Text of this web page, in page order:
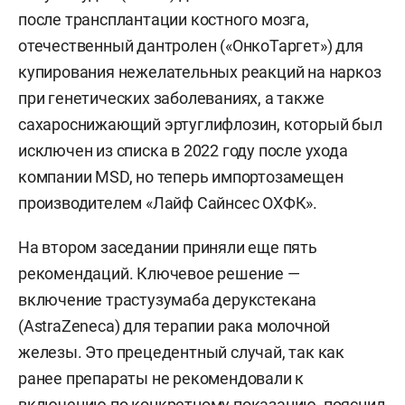
после трансплантации костного мозга,
отечественный дантролен («ОнкоТаргет») для
купирования нежелательных реакций на наркоз
при генетических заболеваниях, а также
сахароснижающий эртуглифлозин, который был
исключен из списка в 2022 году после ухода
компании MSD, но теперь импортозамещен
производителем «Лайф Сайнсес ОХФК».
На втором заседании приняли еще пять
рекомендаций. Ключевое решение —
включение трастузумаба дерукстекана
(AstraZeneca) для терапии рака молочной
железы. Это прецедентный случай, так как
ранее препараты не рекомендовали к